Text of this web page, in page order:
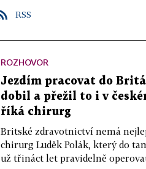
RSS
ROZHOVOR
Jezdím pracovat do
dobil a přežil to i v
říká chirurg
Britské zdravotnictví nemá
chirurg Luděk Polák, který do
už třináct let pravidelně